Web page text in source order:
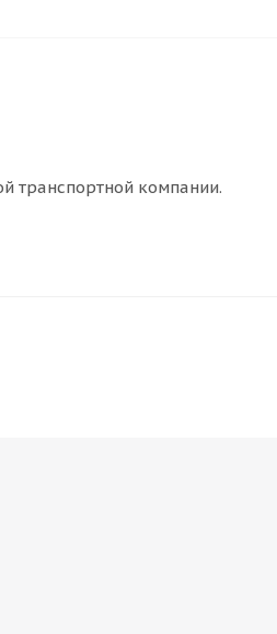
транспортной компании.